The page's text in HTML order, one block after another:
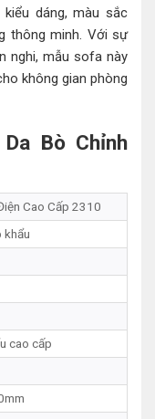
dáng, màu sắc
thông minh. Với sự
nghi, mẫu sofa này
không gian phòng
Bò Chỉnh
Cao Cấp 2310
khẩu
cao cấp